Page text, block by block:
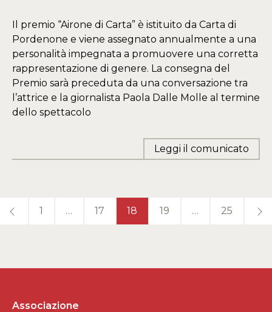
Il premio “Airone di Carta” è istituito da Carta di
Pordenone e viene assegnato annualmente a una
personalità impegnata a promuovere una corretta
rappresentazione di genere. La consegna del
Premio sarà preceduta da una conversazione tra
l’attrice e la giornalista Paola Dalle Molle al termine
dello spettacolo
Leggi il comunicato
1 … 17 18 19 … 25
Associazione